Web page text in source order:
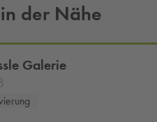
der Nähe
Galerie